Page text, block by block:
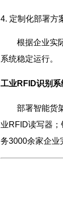
4. 定制化部署方
根据企业实际
系统稳定运行。
工业RFID识别系
部署智能货架
业RFID读写器
务3000余家企业